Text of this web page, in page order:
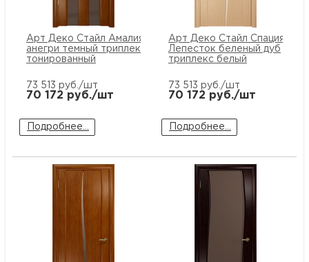
Арт Деко Стайл Амалия-2
анегри темный триплекс
тонированный
73 513 руб./шт
70 172 руб./шт
Подробнее...
Арт Деко Стайл Спация
Лепесток беленый дуб
триплекс белый
73 513 руб./шт
70 172 руб./шт
Подробнее...